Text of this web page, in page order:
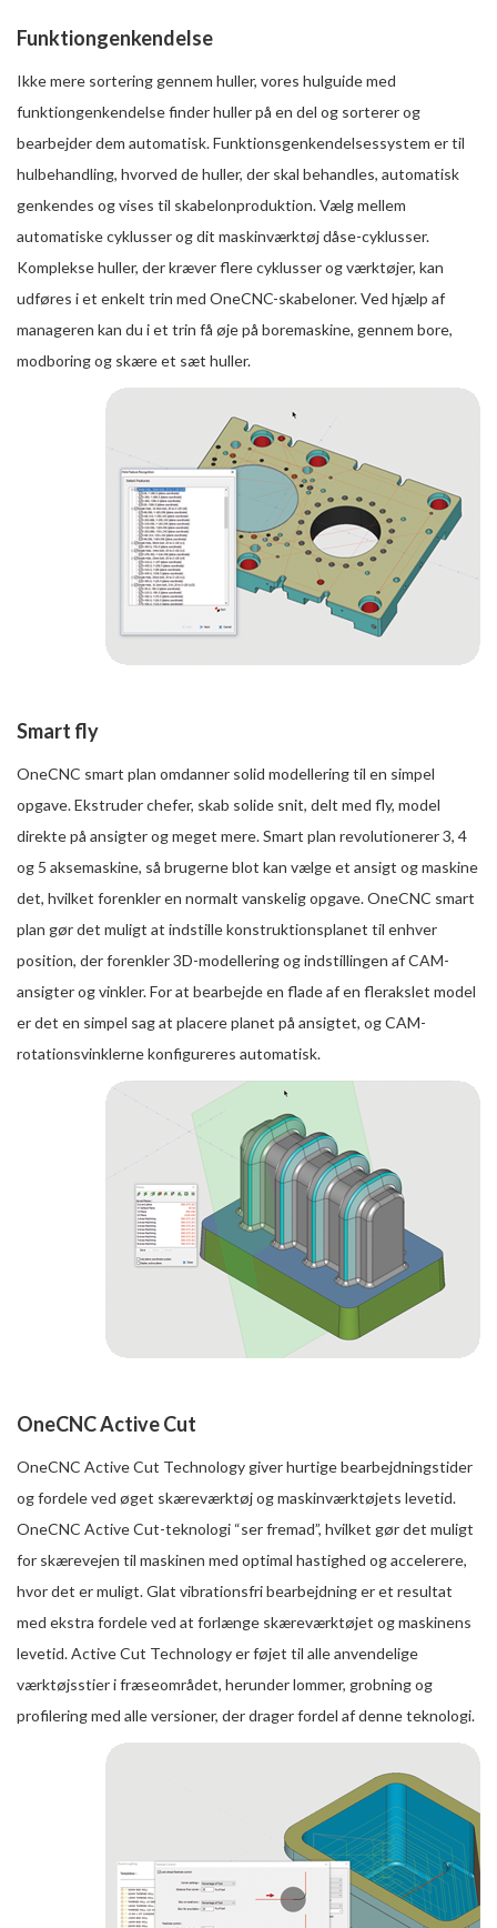
Funktiongenkendelse
Ikke mere sortering gennem huller, vores hulguide med
funktiongenkendelse finder huller på en del og sorterer og
bearbejder dem automatisk. Funktionsgenkendelsessystem er til
hulbehandling, hvorved de huller, der skal behandles, automatisk
genkendes og vises til skabelonproduktion. Vælg mellem
automatiske cyklusser og dit maskinværktøj dåse-cyklusser.
Komplekse huller, der kræver flere cyklusser og værktøjer, kan
udføres i et enkelt trin med OneCNC-skabeloner. Ved hjælp af
manageren kan du i et trin få øje på boremaskine, gennem bore,
modboring og skære et sæt huller.
Smart fly
OneCNC smart plan omdanner solid modellering til en simpel
opgave. Ekstruder chefer, skab solide snit, delt med fly, model
direkte på ansigter og meget mere. Smart plan revolutionerer 3, 4
og 5 aksemaskine, så brugerne blot kan vælge et ansigt og maskine
det, hvilket forenkler en normalt vanskelig opgave. OneCNC smart
plan gør det muligt at indstille konstruktionsplanet til enhver
position, der forenkler 3D-modellering og indstillingen af CAM-
ansigter og vinkler. For at bearbejde en flade af en flerakslet model
er det en simpel sag at placere planet på ansigtet, og CAM-
rotationsvinklerne konfigureres automatisk.
OneCNC Active Cut
OneCNC Active Cut Technology giver hurtige bearbejdningstider
og fordele ved øget skæreværktøj og maskinværktøjets levetid.
OneCNC Active Cut-teknologi “ser fremad”, hvilket gør det muligt
for skærevejen til maskinen med optimal hastighed og accelerere,
hvor det er muligt. Glat vibrationsfri bearbejdning er et resultat
med ekstra fordele ved at forlænge skæreværktøjet og maskinens
levetid. Active Cut Technology er føjet til alle anvendelige
værktøjsstier i fræseområdet, herunder lommer, grobning og
profilering med alle versioner, der drager fordel af denne teknologi.